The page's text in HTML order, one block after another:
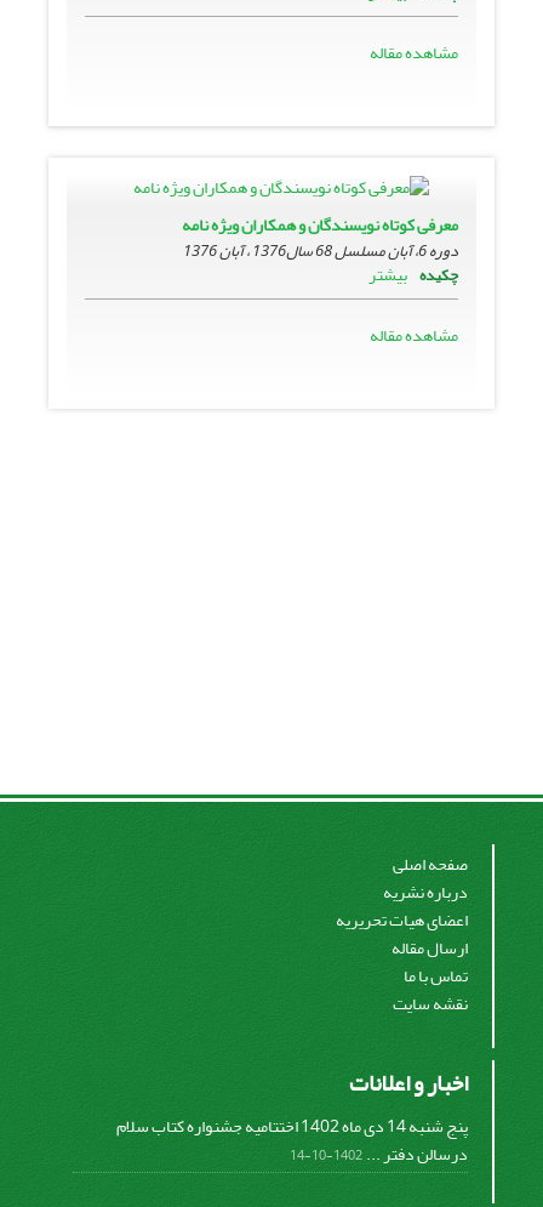
مشاهده مقاله
معرفى کوتاه نویسندگان و همکاران ویژه نامه
دوره 6، آبان مسلسل 68 سال1376 ، آبان 1376
چکیده بیشتر
مشاهده مقاله
صفحه اصلی
درباره نشریه
اعضای هیات تحریریه
ارسال مقاله
تماس با ما
نقشه سایت
اخبار و اعلانات
پنج شنبه 14 دی ماه 1402 اختتامیه جشنواره کتاب سلام
درسالن دفتر ...1402-10-14